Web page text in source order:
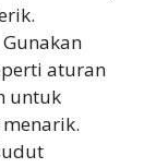
aturan
untuk